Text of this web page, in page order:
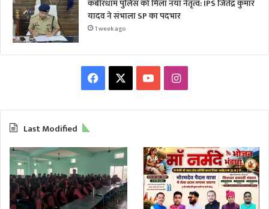
कबीरधाम पुलिस को मिला नया नेतृत्व: IPS जितेंद्र कुमार
यादव ने संभाला SP का पदभार
1 week ago
Facebook YouTubeInstagram
Last Modified